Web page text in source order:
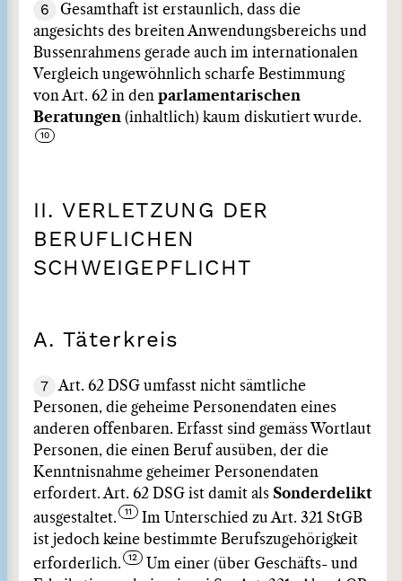
6
Gesamthaft ist erstaunlich, dass die
angesichts des breiten Anwendungsbereichs und
Bussenrahmens gerade auch im internationalen
Vergleich ungewöhnlich scharfe Bestimmung
von Art. 62 in den parlamentarischen
Beratungen (inhaltlich) kaum diskutiert wurde.
II. VERLETZUNG DER
BERUFLICHEN
SCHWEIGEPFLICHT
A. Täterkreis
7
Art. 62 DSG umfasst nicht sämtliche
Personen, die geheime Personendaten eines
anderen offenbaren. Erfasst sind gemäss Wortlaut
Personen, die einen Beruf ausüben, der die
Kenntnisnahme geheimer Personendaten
erfordert. Art. 62 DSG ist damit als Sonderdelikt
ausgestaltet.
Im Unterschied zu Art. 321 StGB
ist jedoch keine bestimmte Berufszugehörigkeit
erforderlich.
Um einer (über Geschäfts- und